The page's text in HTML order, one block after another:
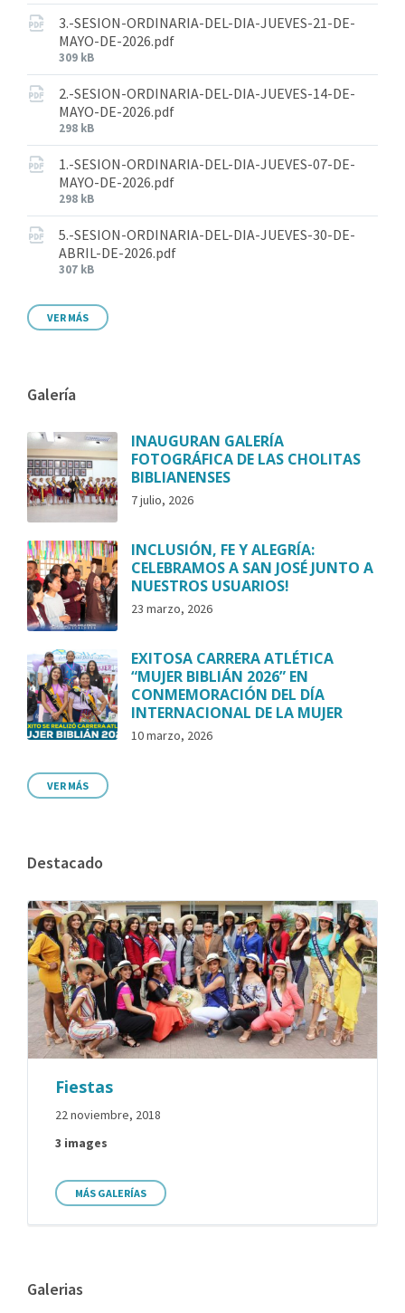
3.-SESION-ORDINARIA-DEL-DIA-JUEVES-21-DE-
MAYO-DE-2026.pdf
309 kB
2.-SESION-ORDINARIA-DEL-DIA-JUEVES-14-DE-
MAYO-DE-2026.pdf
298 kB
1.-SESION-ORDINARIA-DEL-DIA-JUEVES-07-DE-
MAYO-DE-2026.pdf
298 kB
5.-SESION-ORDINARIA-DEL-DIA-JUEVES-30-DE-
ABRIL-DE-2026.pdf
307 kB
VER MÁS
Galería
INAUGURAN GALERÍA
FOTOGRÁFICA DE LAS CHOLITAS
BIBLIANENSES
7 julio, 2026
INCLUSIÓN, FE Y ALEGRÍA:
CELEBRAMOS A SAN JOSÉ JUNTO A
NUESTROS USUARIOS!
23 marzo, 2026
EXITOSA CARRERA ATLÉTICA
“MUJER BIBLIÁN 2026” EN
CONMEMORACIÓN DEL DÍA
INTERNACIONAL DE LA MUJER
10 marzo, 2026
VER MÁS
Destacado
Fiestas
22 noviembre, 2018
3 images
MÁS GALERÍAS
Galerias